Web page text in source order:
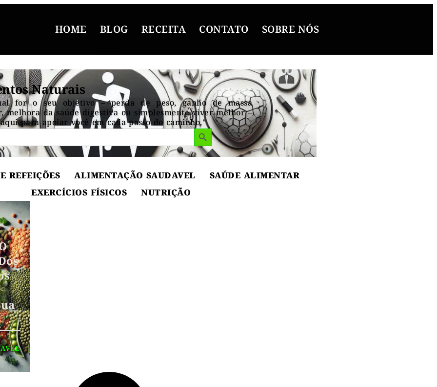
HOME BLOG RECEITA CONTATO SOBRE NÓS
Naturais
for o seu objetivo – perda de peso, ganho de massa
melhora da saúde digestiva ou simplesmente viver melhor –
para apoiar você em cada passo do caminho."Search Button
REFEIÇÕES ALIMENTAÇÃO SAUDAVEL
SAÚDE ALIMENTAR
EXERCÍCIOS FÍSICOS
NUTRIÇÃO